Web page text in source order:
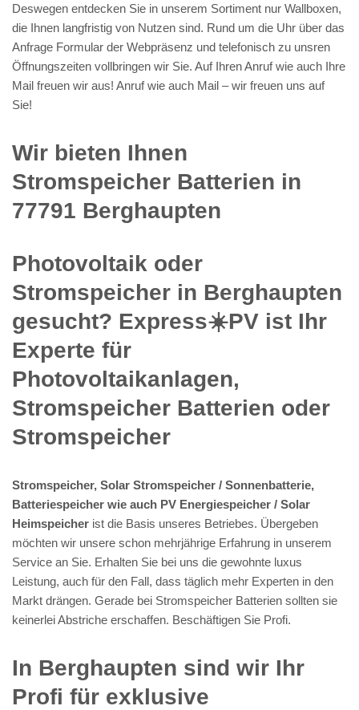
Deswegen entdecken Sie in unserem Sortiment nur Wallboxen,
die Ihnen langfristig von Nutzen sind. Rund um die Uhr über das
Anfrage Formular der Webpräsenz und telefonisch zu unsren
Öffnungszeiten vollbringen wir Sie. Auf Ihren Anruf wie auch Ihre
Mail freuen wir aus! Anruf wie auch Mail – wir freuen uns auf
Sie!
Wir bieten Ihnen
Stromspeicher Batterien in
77791 Berghaupten
Photovoltaik oder
Stromspeicher in Berghaupten
gesucht? Express☀️PV️ ist Ihr
Experte für
Photovoltaikanlagen,
Stromspeicher Batterien oder
Stromspeicher
Stromspeicher, Solar Stromspeicher / Sonnenbatterie,
Batteriespeicher wie auch PV Energiespeicher / Solar
Heimspeicher ist die Basis unseres Betriebes. Übergeben
möchten wir unsere schon mehrjährige Erfahrung in unserem
Service an Sie. Erhalten Sie bei uns die gewohnte luxus
Leistung, auch für den Fall, dass täglich mehr Experten in den
Markt drängen. Gerade bei Stromspeicher Batterien sollten sie
keinerlei Abstriche erschaffen. Beschäftigen Sie Profi.
In Berghaupten sind wir Ihr
Profi für exklusive